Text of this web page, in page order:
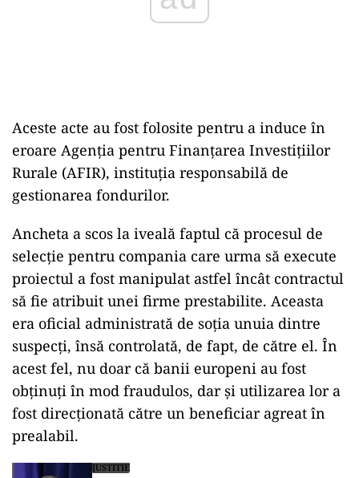
Aceste acte au fost folosite pentru a induce în
eroare Agenția pentru Finanțarea Investițiilor
Rurale (AFIR), instituția responsabilă de
gestionarea fondurilor.
Ancheta a scos la iveală faptul că procesul de
selecție pentru compania care urma să execute
proiectul a fost manipulat astfel încât contractul
să fie atribuit unei firme prestabilite. Aceasta
era oficial administrată de soția unuia dintre
suspecți, însă controlată, de fapt, de către el. În
acest fel, nu doar că banii europeni au fost
obținuți în mod fraudulos, dar și utilizarea lor a
fost direcționată către un beneficiar agreat în
prealabil.
JUSTITIE